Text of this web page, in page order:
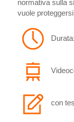
normativa sulla
vuole
Durata:
con